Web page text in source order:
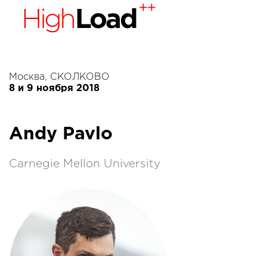
Москва, СКОЛКОВО
8 и 9 ноября 2018
Andy Pavlo
Carnegie Mellon University